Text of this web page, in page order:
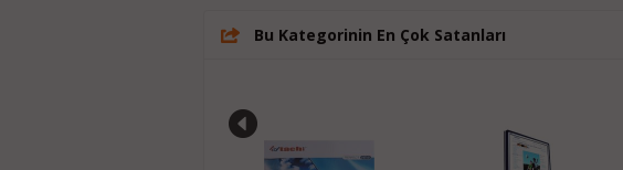
Bu Kategorinin En Çok Satanları